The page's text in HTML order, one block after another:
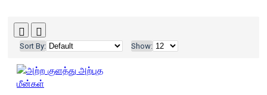
Sort By: Show: